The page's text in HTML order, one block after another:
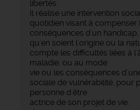
libertés.
Il réalise une intervention
quotidien visant à compenser
conséquences d'un
qu'en soient l'origine ou la
compte les difficultés liées à
maladie, ou au mode
vie ou les conséquences
sociale de vulnérabilité, pour
personne d'être
actrice de son projet de vie.